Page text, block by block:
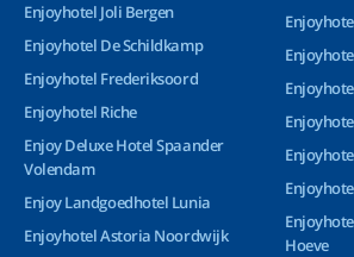
Enjoyhotel Joli Bergen
Enjoyhotel De Schildkamp
Enjoyhotel Frederiksoord
Enjoyhotel Riche
Enjoy Deluxe Hotel Spaander
Volendam
Enjoy Landgoedhotel Lunia
Enjoyhotel Astoria Noordwijk
Hoeve